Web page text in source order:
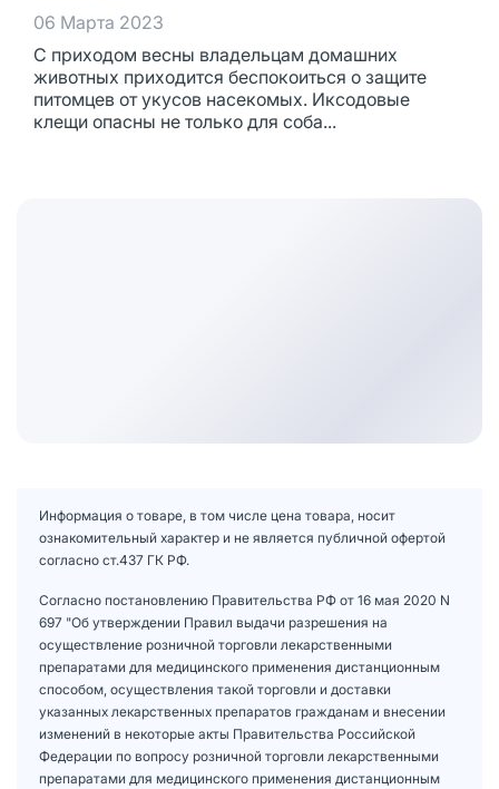
06 Марта 2023
С приходом весны владельцам домашних
животных приходится беспокоиться о защите
питомцев от укусов насекомых. Иксодовые
клещи опасны не только для соба...
Информация о товаре, в том числе цена товара, носит
ознакомительный характер и не является публичной офертой
согласно ст.437 ГК РФ.
Согласно постановлению Правительства РФ от 16 мая 2020 N
697 "Об утверждении Правил выдачи разрешения на
осуществление розничной торговли лекарственными
препаратами для медицинского применения дистанционным
способом, осуществления такой торговли и доставки
указанных лекарственных препаратов гражданам и внесении
изменений в некоторые акты Правительства Российской
Федерации по вопросу розничной торговли лекарственными
препаратами для медицинского применения дистанционным